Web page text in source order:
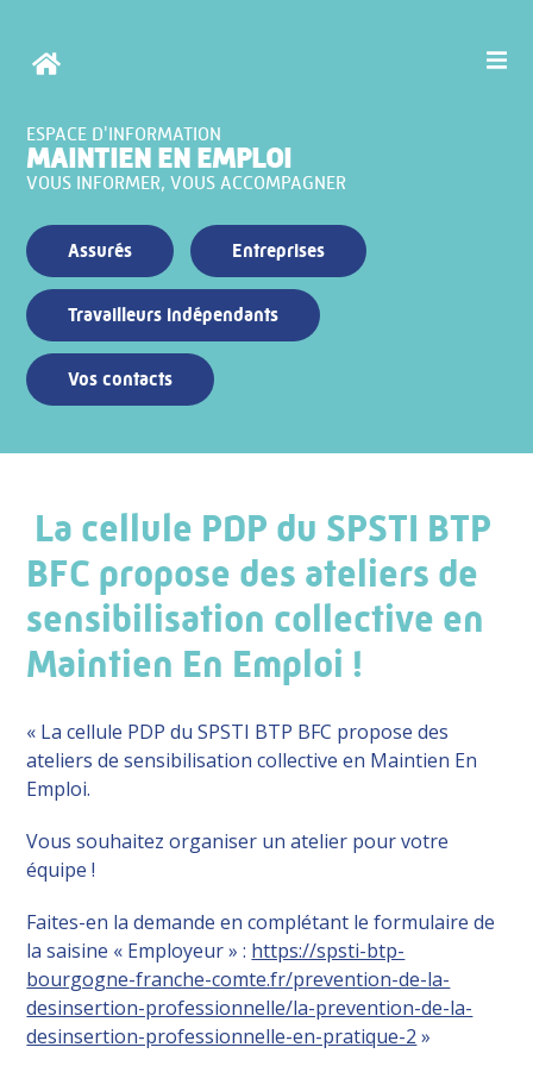
ESPACE D'INFORMATION
MAINTIEN EN EMPLOI
VOUS INFORMER, VOUS ACCOMPAGNER
Assurés Entreprises
Travailleurs indépendants
Vos contacts
La cellule PDP du SPSTI BTP
BFC propose des ateliers de
sensibilisation collective en
Maintien En Emploi !
« La cellule PDP du SPSTI BTP BFC propose des
ateliers de sensibilisation collective en Maintien En
Emploi.
Vous souhaitez organiser un atelier pour votre
équipe !
Faites-en la demande en complétant le formulaire de
la saisine « Employeur » : https://spsti-btp-
bourgogne-franche-comte.fr/prevention-de-la-
desinsertion-professionnelle/la-prevention-de-la-
desinsertion-professionnelle-en-pratique-2 »